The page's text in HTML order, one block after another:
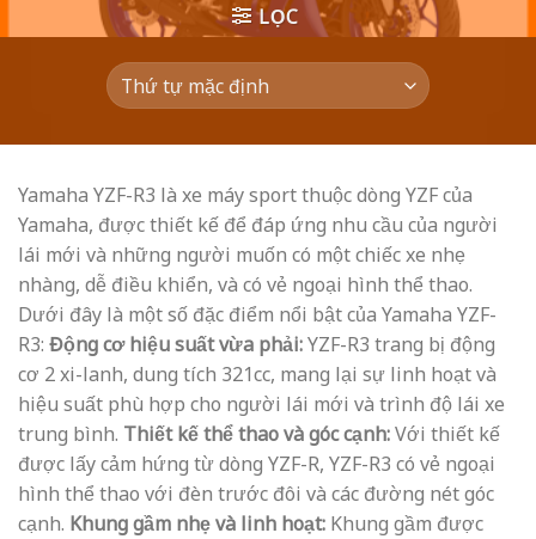
LỌC
Yamaha YZF-R3 là xe máy sport thuộc dòng YZF của
Yamaha, được thiết kế để đáp ứng nhu cầu của người
lái mới và những người muốn có một chiếc xe nhẹ
nhàng, dễ điều khiển, và có vẻ ngoại hình thể thao.
Dưới đây là một số đặc điểm nổi bật của Yamaha YZF-
R3: Động cơ hiệu suất vừa phải:YZF-R3 trang bị động
cơ 2 xi-lanh, dung tích 321cc, mang lại sự linh hoạt và
hiệu suất phù hợp cho người lái mới và trình độ lái xe
trung bình. Thiết kế thể thao và góc cạnh:Với thiết kế
được lấy cảm hứng từ dòng YZF-R, YZF-R3 có vẻ ngoại
hình thể thao với đèn trước đôi và các đường nét góc
cạnh. Khung gầm nhẹ và linh hoạt: Khung gầm được